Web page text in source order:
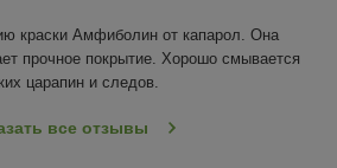
краски Амфиболин от капарол. Она
прочное покрытие. Хорошо смывается
царапин и следов.
все отзывы